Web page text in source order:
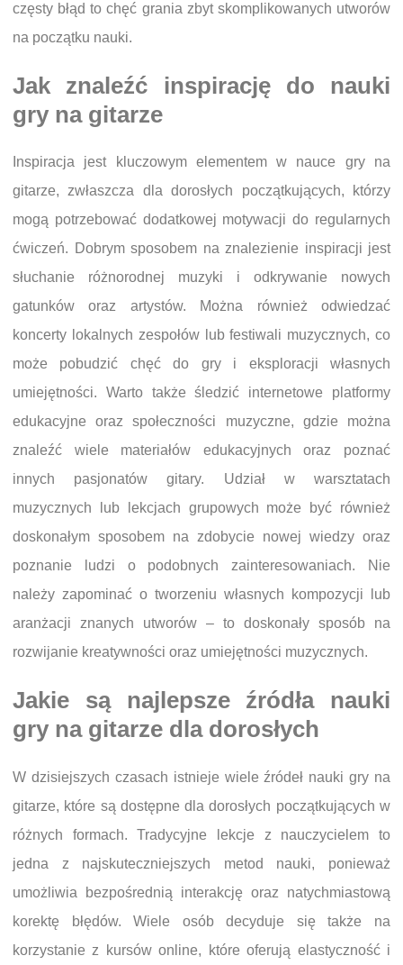
częsty błąd to chęć grania zbyt skomplikowanych utworów
na początku nauki.
Jak znaleźć inspirację do nauki
gry na gitarze
Inspiracja jest kluczowym elementem w nauce gry na
gitarze, zwłaszcza dla dorosłych początkujących, którzy
mogą potrzebować dodatkowej motywacji do regularnych
ćwiczeń. Dobrym sposobem na znalezienie inspiracji jest
słuchanie różnorodnej muzyki i odkrywanie nowych
gatunków oraz artystów. Można również odwiedzać
koncerty lokalnych zespołów lub festiwali muzycznych, co
może pobudzić chęć do gry i eksploracji własnych
umiejętności. Warto także śledzić internetowe platformy
edukacyjne oraz społeczności muzyczne, gdzie można
znaleźć wiele materiałów edukacyjnych oraz poznać
innych pasjonatów gitary. Udział w warsztatach
muzycznych lub lekcjach grupowych może być również
doskonałym sposobem na zdobycie nowej wiedzy oraz
poznanie ludzi o podobnych zainteresowaniach. Nie
należy zapominać o tworzeniu własnych kompozycji lub
aranżacji znanych utworów – to doskonały sposób na
rozwijanie kreatywności oraz umiejętności muzycznych.
Jakie są najlepsze źródła nauki
gry na gitarze dla dorosłych
W dzisiejszych czasach istnieje wiele źródeł nauki gry na
gitarze, które są dostępne dla dorosłych początkujących w
różnych formach. Tradycyjne lekcje z nauczycielem to
jedna z najskuteczniejszych metod nauki, ponieważ
umożliwia bezpośrednią interakcję oraz natychmiastową
korektę błędów. Wiele osób decyduje się także na
korzystanie z kursów online, które oferują elastyczność i